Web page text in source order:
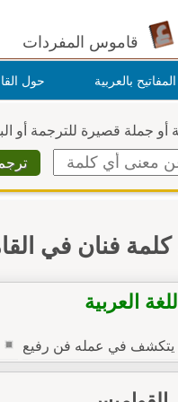
قاموس المفردات
بالعربية حول
أو جملة قصيرة للترجمة أو
فنان في
العربية
في عمله فن رفيع